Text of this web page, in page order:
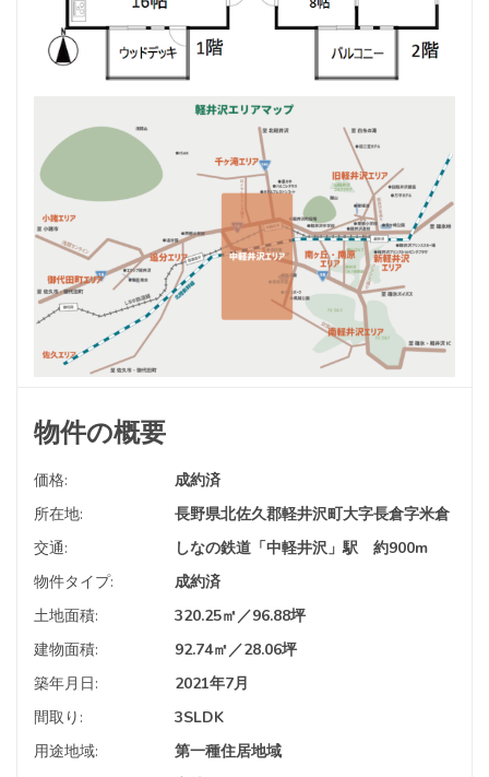
物件の概要
価格:
成約済
所在地:
長野県北佐久郡軽井沢町大字長倉字米倉
交通:
しなの鉄道「中軽井沢」駅 約900m
物件タイプ:
成約済
土地面積:
320.25㎡／96.88坪
建物面積:
92.74㎡／28.06坪
築年月日:
2021年7月
間取り:
3SLDK
用途地域:
第一種住居地域